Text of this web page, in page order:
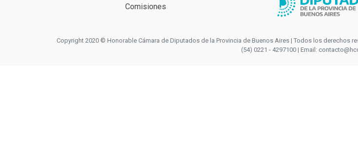
Comisiones
Copyright 2020 © Honorable Cámara de Diputados de la Provincia de Buenos Aires | Todos los derechos
(54) 0221 - 4297100 | Email: